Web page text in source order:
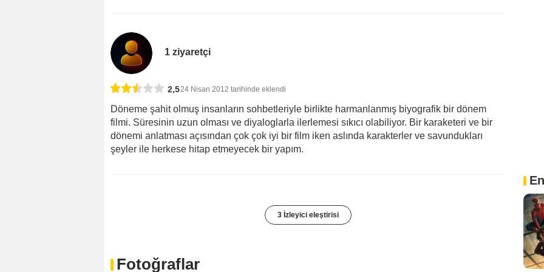
1 ziyaretçi
2,524 Nisan 2012 tarihinde eklendi
Döneme şahit olmuş insanların sohbetleriyle birlikte harmanlanmış biyografik bir dönem
filmi. Süresinin uzun olması ve diyaloglarla ilerlemesi sıkıcı olabiliyor. Bir karaketeri ve bir
dönemi anlatması açısından çok çok iyi bir film iken aslında karakterler ve savundukları
şeyler ile herkese hitap etmeyecek bir yapım.
3 İzleyici eleştirisi
Fotoğraflar